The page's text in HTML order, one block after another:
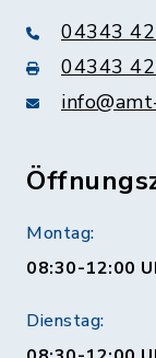
04343
04343
Montag:
08:30-12:00
Dienstag: